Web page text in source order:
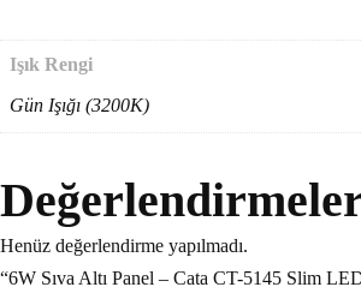
Işık Rengi
Gün Işığı (3200K)
Henüz değerlendirme yapılmadı.
“6W Sıva Altı Panel – Cata CT-5145 Slim